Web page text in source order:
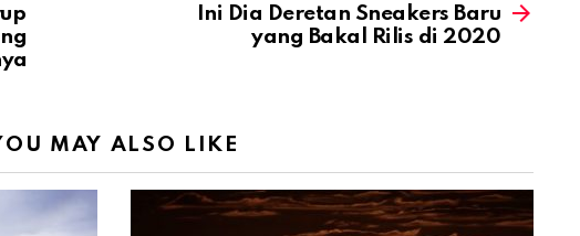
Ini Dia Deretan Sneakers Baru
yang Bakal Rilis di 2020
MAY ALSO LIKE